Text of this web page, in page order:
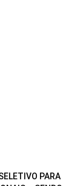
PARA